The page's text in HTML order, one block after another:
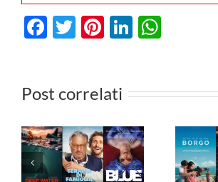
Facebook
Twitter
Pinterest
LinkedIn
Post correlati
TV
9
I film in
luglio: dal
nuovo
Spider-Man
al